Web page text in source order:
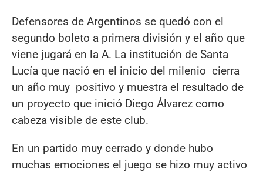
Defensores de Argentinos se quedó con el
segundo boleto a primera división y el año que
viene jugará en la A. La institución de Santa
Lucía que nació en el inicio del milenio cierra
un año muy positivo y muestra el resultado de
un proyecto que inició Diego Álvarez como
cabeza visible de este club.
En un partido muy cerrado y donde hubo
muchas emociones el juego se hizo muy activo